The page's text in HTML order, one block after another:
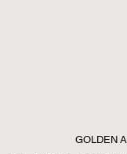
GOLDEN